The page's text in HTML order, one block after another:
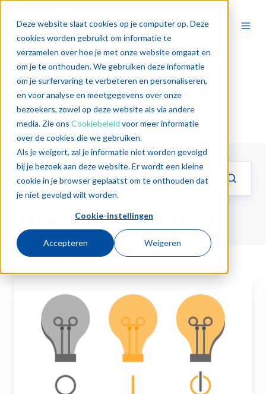
Deze website slaat cookies op je computer op. Deze
cookies worden gebruikt om informatie te
verzamelen over hoe je met onze website omgaat en
om je te onthouden. We gebruiken deze informatie
om je surfervaring te verbeteren en personaliseren,
en voor analyse en meetgegevens over onze
bezoekers, zowel op deze website als via andere
media. Zie ons Cookiebeleid voor meer informatie
over de cookies die we gebruiken.
Als je weigert, zal je informatie niet worden gevolgd
bij je bezoek aan deze website. Er wordt een kleine
cookie in je browser geplaatst om te onthouden dat
je niet gevolgd wilt worden.
Cookie-instellingen
Accepteren Weigeren
Jelmer Graafstra
Gepost door Jelmer Graafstra
DTO
woord:
quantum
computing